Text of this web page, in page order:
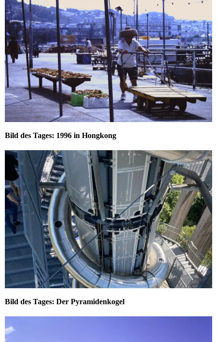
Bild des Tages: 1996 in Hongkong
Bild des Tages: Der Pyramidenkogel